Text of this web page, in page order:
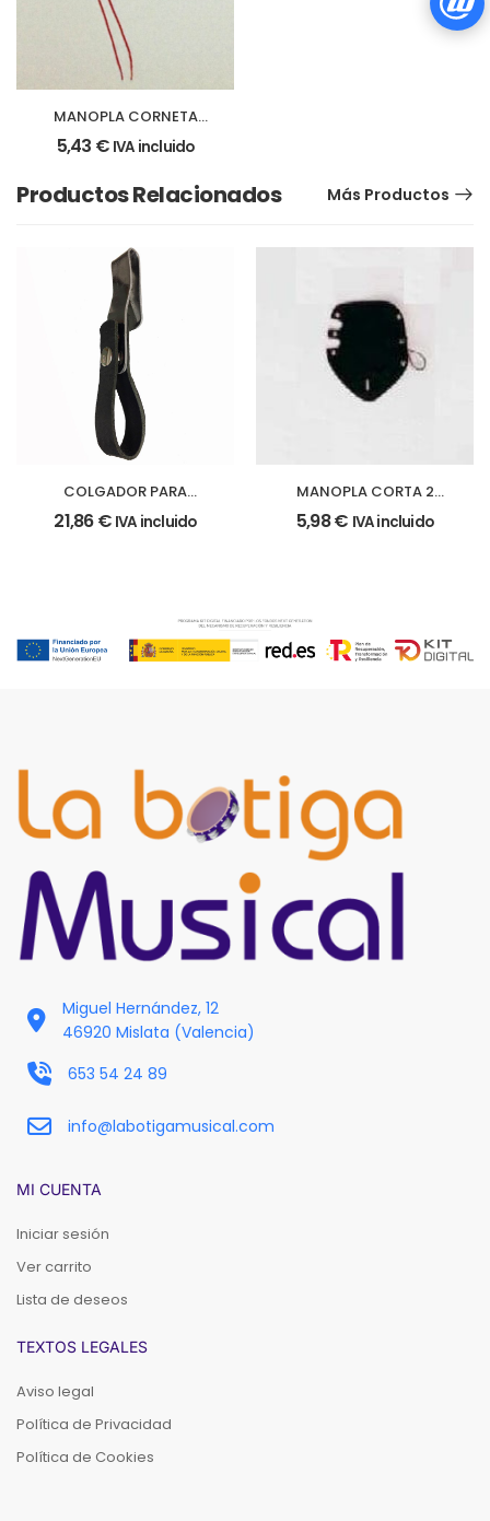
MANOPLA CORNETA
CORTA roja
5,43 € IVA incluido
Productos Relacionados Más Productos
COLGADOR PARA
CORNETA AUTOMÁTICO
21,86€ IVA incluido
MANOPLA CORTA 2
PISTONES negra
5,98€ IVA incluido
Miguel Hernández, 12
46920 Mislata (Valencia)
653 54 24 89
info@labotigamusical.com
MI CUENTA
Iniciar sesión
Ver carrito
Lista de deseos
TEXTOS LEGALES
Aviso legal
Política de Privacidad
Política de Cookies